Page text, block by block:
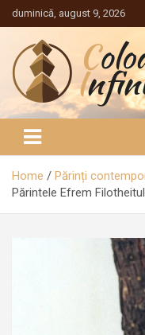
Sari
la
conținut
duminică, august 9, 2026
Coloana
Home
Părinți
Părintele Efrem